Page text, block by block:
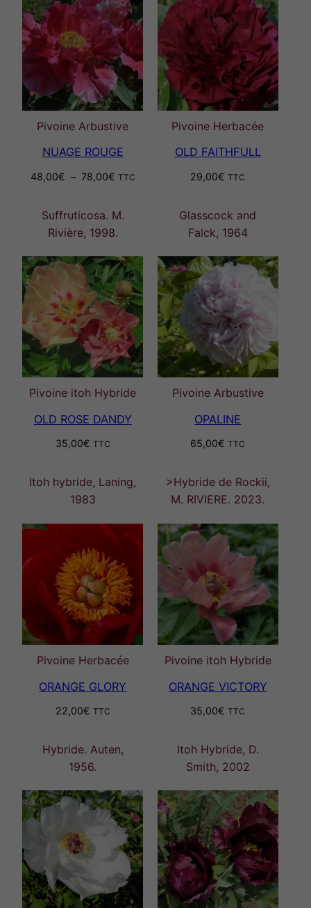
Pivoine Arbustive
NUAGE ROUGE
48,00€ – 78,00€Plage
48,00€
à
TTC
Suffruticosa. M.
Rivière, 1998.
Pivoine Herbacée
OLD FAITHFULL
29,00€ TTC
Glasscock and
Falck, 1964
Pivoine itoh Hybride
OLD ROSE DANDY
35,00€ TTC
Itoh hybride, Laning,
1983
Pivoine Arbustive
OPALINE
65,00€ TTC
>Hybride de Rockii,
M. RIVIERE. 2023.
Pivoine Herbacée
ORANGE GLORY
22,00€ TTC
Hybride. Auten,
1956.
Pivoine itoh Hybride
ORANGE VICTORY
35,00€ TTC
Itoh Hybride, D.
Smith, 2002